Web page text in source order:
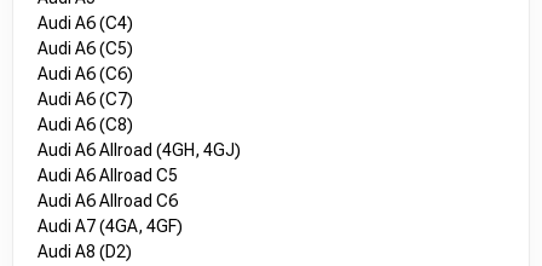
Audi A6 (C4)
Audi A6 (C5)
Audi A6 (C6)
Audi A6 (C7)
Audi A6 (C8)
Audi A6 Allroad (4GH, 4GJ)
Audi A6 Allroad C5
Audi A6 Allroad C6
Audi A7 (4GA, 4GF)
Audi A8 (D2)